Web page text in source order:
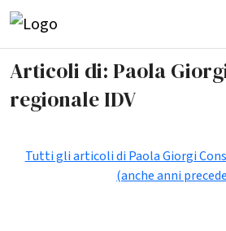
Articoli di: Paola
regionale IDV
Tutti gli articoli di Paola Giorgi
(anche anni